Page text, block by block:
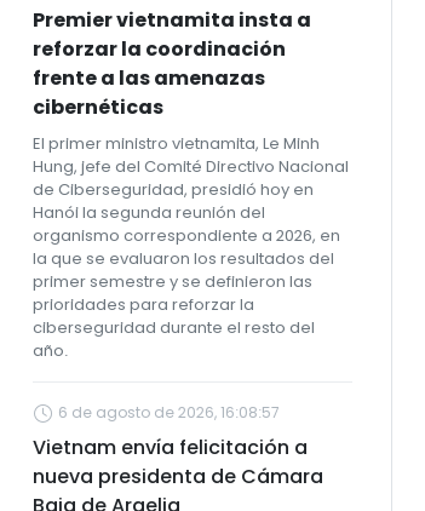
Premier vietnamita insta a
reforzar la coordinación
frente a las amenazas
cibernéticas
El primer ministro vietnamita, Le Minh
Hung, jefe del Comité Directivo Nacional
de Ciberseguridad, presidió hoy en
Hanói la segunda reunión del
organismo correspondiente a 2026, en
la que se evaluaron los resultados del
primer semestre y se definieron las
prioridades para reforzar la
ciberseguridad durante el resto del
año.
6 de agosto de 2026, 16:08:57
Vietnam envía felicitación a
nueva presidenta de Cámara